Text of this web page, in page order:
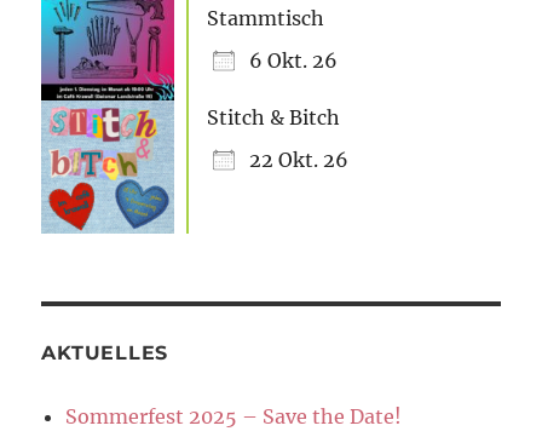
Stammtisch
6 Okt. 26
Stitch & Bitch
22 Okt. 26
AKTUELLES
Sommerfest 2025 – Save the Date!